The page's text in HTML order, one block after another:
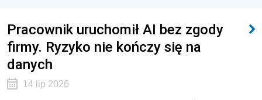
Pracownik uruchomił AI bez zgody
firmy. Ryzyko nie kończy się na
danych
14 lip 2026